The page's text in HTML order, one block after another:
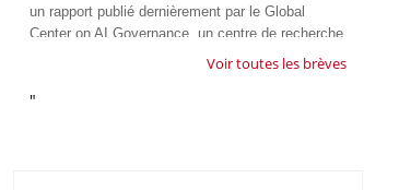
un rapport publié dernièrement par le Global
Center on AI Governance, un centre de recherche
basé en Afrique du Sud, qui œuvre à promouvoir
à l'échelle mondiale. Alors que l’IA transforme
Voir toutes les brèves
"